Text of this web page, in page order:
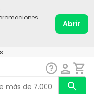
Abrir